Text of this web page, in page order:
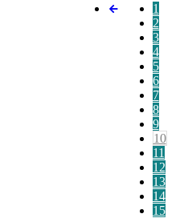
1
2
3
4
5
6
7
8
9
10
11
12
13
14
15